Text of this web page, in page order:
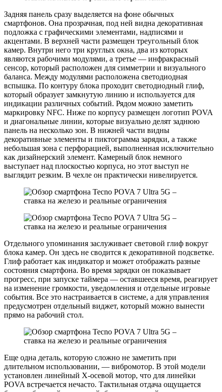
Задняя панель сразу выделяется на фоне обычных
смартфонов. Она прозрачная, под ней видна декоративная
подложка с графическими элементами, надписями и
акцентами. В верхней части размещен треугольный блок
камер. Внутри него три круглых окна, два из которых
являются рабочими модулями, а третье — инфракрасный
сенсор, который расположен для симметрии и визуального
баланса. Между модулями расположена светодиодная
вспышка. По контуру блока проходит светодиодный глиф,
который образует замкнутую линию и используется для
индикации различных событий. Рядом можно заметить
маркировку NFC. Ниже по корпусу размещен логотип POVA
и диагональные линии, которые визуально делят заднюю
панель на несколько зон. В нижней части видны
декоративные элементы и пиктограмма зарядки, а также
небольшая зона с перфорацией, выполненная исключительно
как дизайнерский элемент. Камерный блок немного
выступает над плоскостью корпуса, но этот выступ не
выглядит резким. В чехле он практически нивелируется.
Отдельного упоминания заслуживает световой глиф вокруг
блока камер. Он здесь не сводится к декоративной подсветке.
Глиф работает как индикатор и может отображать разные
состояния смартфона. Во время зарядки он показывает
прогресс, при запуске таймера — оставшееся время, реагирует
на изменение громкости, уведомления и отдельные игровые
события. Все это настраивается в системе, а для управления
предусмотрен отдельный виджет, который можно вынести
прямо на рабочий стол.
Еще одна деталь, которую сложно не заметить при
длительном использовании, — вибромотор. В этой модели
установлен линейный X-осевой мотор, что для линейки
POVA встречается нечасто. Тактильная отдача ощущается